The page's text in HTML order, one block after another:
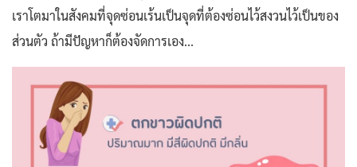
เราโตมาในสังคมที่จุดซ่อนเร้นเป็นจุดที่ต้องซ่อนไว้สงวนไว้เป็นของ
ส่วนตัว ถ้ามีปัญหาก็ต้องจัดการเอง...